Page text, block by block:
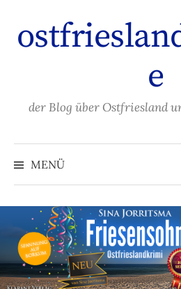
Inhalt
überspringen
e
der Blog über Ostfriesland
MENÜ